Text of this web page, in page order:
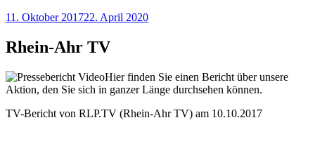
Veröffentlicht
11. Oktober 201722. April 2020
Rhein-Ahr TV
Hier finden Sie einen Bericht über unsere
Aktion, den Sie sich in ganzer Länge durchsehen können.
TV-Bericht von RLP.TV (Rhein-Ahr TV) am 10.10.2017